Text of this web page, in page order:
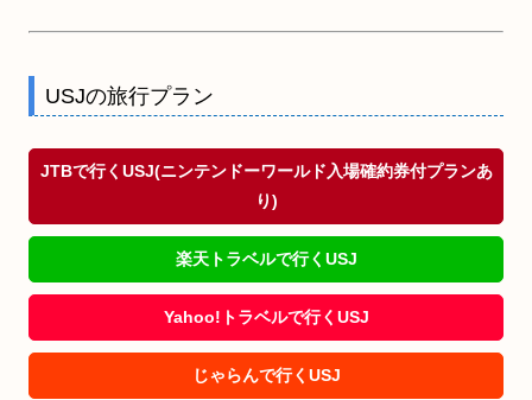
USJの旅行プラン
JTBで行くUSJ(ニンテンドーワールド入場確約券付プランあ
り)
楽天トラベルで行くUSJ
Yahoo!トラベルで行くUSJ
じゃらんで行くUSJ